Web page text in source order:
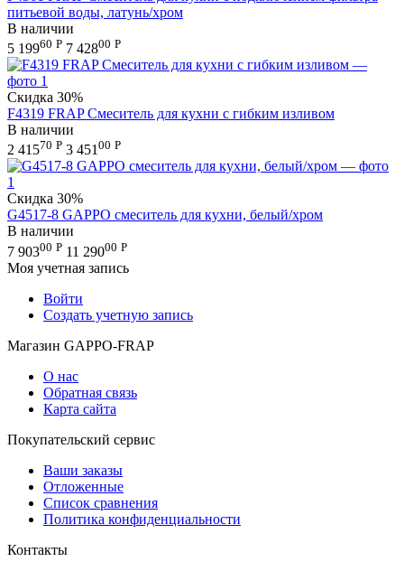
питьевой воды, латунь/хром
В наличии
5 19960 Р 7 42800 Р
Скидка 30%
F4319 FRAP Смеситель для кухни с гибким изливом
В наличии
2 41570 Р 3 45100 Р
Скидка 30%
G4517-8 GAPPO смеситель для кухни, белый/хром
В наличии
7 90300 Р 11 29000 Р
Моя учетная запись
Войти
Создать учетную запись
Магазин GAPPO-FRAP
О нас
Обратная связь
Карта сайта
Покупательский сервис
Ваши заказы
Отложенные
Список сравнения
Политика конфиденциальности
Контакты